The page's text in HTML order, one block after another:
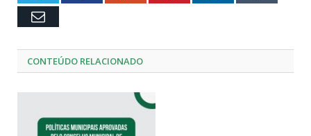
Email
CONTEÚDO RELACIONADO